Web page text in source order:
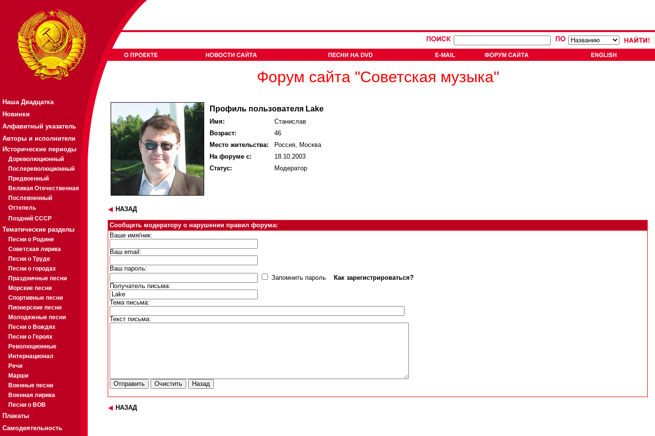
Наша Двадцатка
Новинки
Алфавитный указатель
Авторы и исполнители
Исторические периоды
Дореволюционный
Послереволюционный
Предвоенный
Великая Отечественная
Послевоенный
Оттепель
Поздний СССР
Тематические разделы
Песни о Родине
Советская лирика
Песни о Труде
Песни о городах
Праздничные песни
Морские песни
Спортивные песни
Пионерские песни
Молодежные песни
Песни о Вождях
Песни о Героях
Революционные
Интернационал
Речи
Марши
Военные песни
Военная лирика
Песни о ВОВ
Плакаты
Самодеятельность
Форум сайта "Советская музыка"
Профиль пользователя Lake
Имя:
Станислав
Возраст:
46
Место жительства:
Россия, Москва
На форуме с:
18.10.2003
Статус:
Модератор
НАЗАД
Сообщить модератору о нарушении правил форума:
Ваше имя/ник:
Ваш email:
Ваш пароль:
Запомнить пароль
Как зарегистрироваться?
Получатель письма:
Тема письма:
Текст письма:
НАЗАД